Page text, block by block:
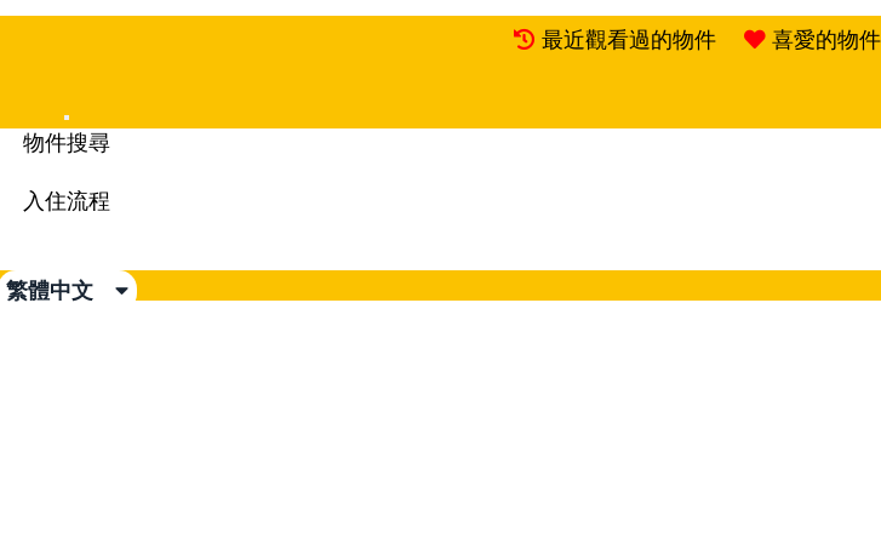
最近觀看過的物件 喜愛的物件
Mobile
Menu
物件搜尋
入住流程
繁體中文